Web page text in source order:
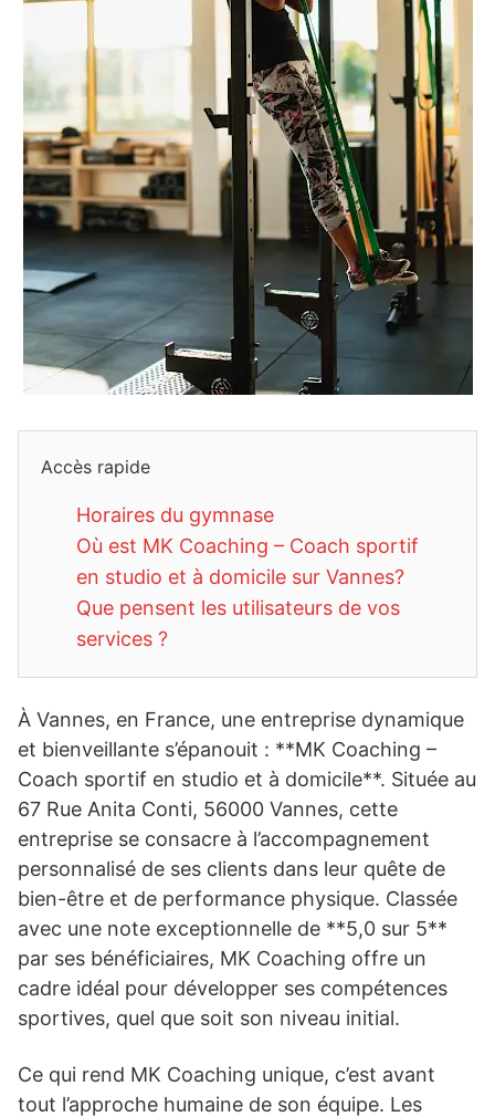
Accès rapide
Horaires du gymnase
Où est MK Coaching – Coach sportif
en studio et à domicile sur Vannes?
Que pensent les utilisateurs de vos
services ?
À Vannes, en France, une entreprise dynamique
et bienveillante s’épanouit : **MK Coaching –
Coach sportif en studio et à domicile**. Située au
67 Rue Anita Conti, 56000 Vannes, cette
entreprise se consacre à l’accompagnement
personnalisé de ses clients dans leur quête de
bien-être et de performance physique. Classée
avec une note exceptionnelle de **5,0 sur 5**
par ses bénéficiaires, MK Coaching offre un
cadre idéal pour développer ses compétences
sportives, quel que soit son niveau initial.
Ce qui rend MK Coaching unique, c’est avant
tout l’approche humaine de son équipe. Les